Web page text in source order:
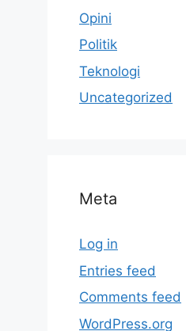
Opini
Politik
Teknologi
Uncategorized
Meta
Log in
Entries feed
Comments feed
WordPress.org